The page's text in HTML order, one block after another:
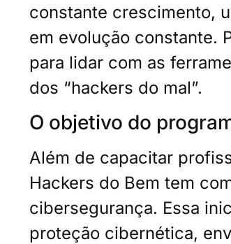
constante crescimento,
em evolução constante.
para lidar com as
dos “hackers do mal”.
O objetivo do
Além de capacitar
Hackers do Bem tem
cibersegurança. Essa
proteção cibernética,